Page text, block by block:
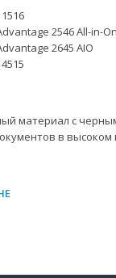
2546 All-in-
2645 AIO
материал с
в высоком